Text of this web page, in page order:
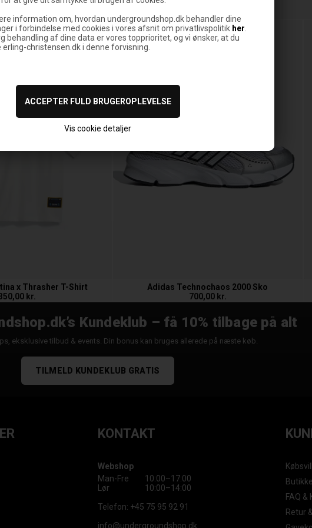
information om, hvordan undergroundshop.dk behandler dine
i forbindelse med cookies i vores afsnit om privatlivspolitik her
behandling af dine data er vores topprioritet, og vi ønsker, at du
christensen.dk i denne forvisning.
Vis cookie detaljer
x Thrasher T-Shirt
kr.
Adidas Technochaos 2000 Sko
700,00 kr.
Kundeklub – få 10% tilbage på alt
eksklusive tilbud & events. Din bonus kan bruges allerede på næste køb.
TILMELD KUNDEKLUB GRATIS
KONTAKT
Webshop
Man-Fre
10:00–17:00
Lør
10:00–14:00
Telefon: +45 75 95 92 91
info@undergroundshop.dk
FAQ &
Retur